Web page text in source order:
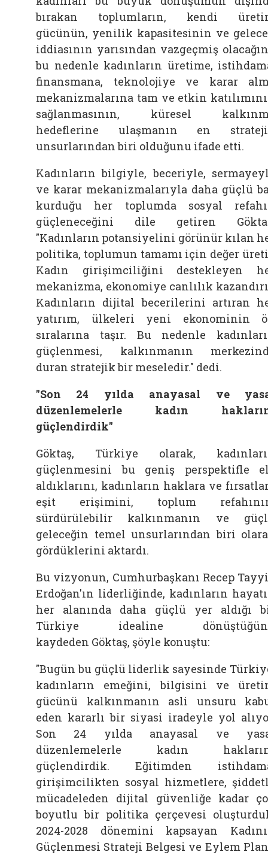
bırakan toplumların, kendi
gücünün, yenilik kapasitesinin ve
iddiasının yarısından vazgeçmiş
bu nedenle kadınların üretime,
finansmana, teknolojiye ve karar
mekanizmalarına tam ve etkin
sağlanmasının, küresel
hedeflerine ulaşmanın en
unsurlarından biri olduğunu ifade etti.
Kadınların bilgiyle, beceriyle,
ve karar mekanizmalarıyla daha güçlü
kurduğu her toplumda sosyal
güçleneceğini dile getiren
"Kadınların potansiyelini görünür kılan
politika, toplumun tamamı için değer
Kadın girişimciliğini destekleyen
mekanizma, ekonomiye canlılık
Kadınların dijital becerilerini artıran
yatırım, ülkeleri yeni ekonominin
sıralarına taşır. Bu nedenle
güçlenmesi, kalkınmanın
duran stratejik bir meseledir." dedi.
"Son 24 yılda anayasal ve
düzenlemelerle kadın
güçlendirdik"
Göktaş, Türkiye olarak,
güçlenmesini bu geniş perspektifle
aldıklarını, kadınların haklara ve
eşit erişimini, toplum
sürdürülebilir kalkınmanın ve
geleceğin temel unsurlarından biri
gördüklerini aktardı.
Bu vizyonun, Cumhurbaşkanı Recep
Erdoğan'ın liderliğinde, kadınların
her alanında daha güçlü yer aldığı
Türkiye idealine
kaydeden Göktaş, şöyle konuştu:
"Bugün bu güçlü liderlik sayesinde
kadınların emeğini, bilgisini ve
gücünü kalkınmanın asli unsuru
eden kararlı bir siyasi iradeyle yol
Son 24 yılda anayasal ve
düzenlemelerle kadın
güçlendirdik. Eğitimden
girişimcilikten sosyal hizmetlere,
mücadeleden dijital güvenliğe kadar
boyutlu bir politika çerçevesi
2024-2028 dönemini kapsayan
Güçlenmesi Strateji Belgesi ve Eylem